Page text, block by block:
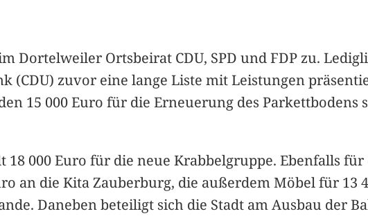
Dortelweiler Ortsbeirat CDU, SPD und FDP zu.
(CDU) zuvor eine lange Liste mit Leistungen
15 000 Euro für die Erneuerung des Parkettbodens
000 Euro für die neue Krabbelgruppe. Ebenfalls
an die Kita Zauberburg, die außerdem Möbel für 13
Daneben beteiligt sich die Stadt am Ausbau der